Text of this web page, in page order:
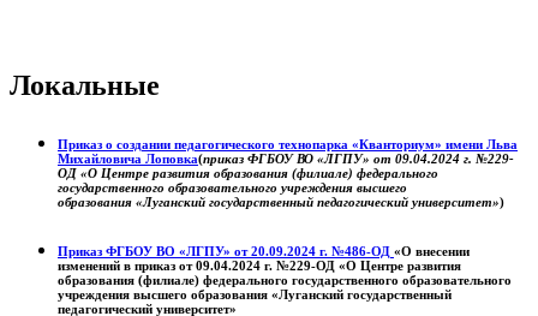
Локальные
Приказ о создании педагогического технопарка «Кванториум» имени Льва
Михайловича Лоповка(приказ ФГБОУ ВО «ЛГПУ» от 09.04.2024 г. №229-
ОД «О Центре развития образования (филиале) федерального
государственного образовательного учреждения высшего
образования «Луганский государственный педагогический университет»)
Приказ ФГБОУ ВО «ЛГПУ» от 20.09.2024 г. №486-ОД «О внесении
изменений в приказ от 09.04.2024 г. №229-ОД «О Центре развития
образования (филиале) федерального государственного образовательного
учреждения высшего образования «Луганский государственный
педагогический университет»